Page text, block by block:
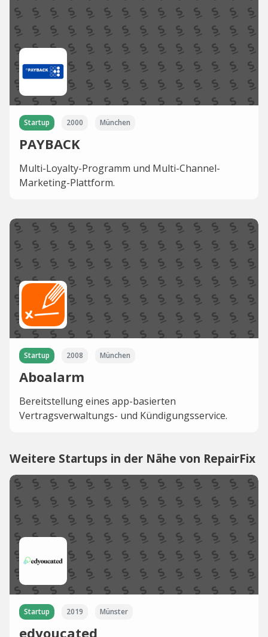
Startup 2000 München
PAYBACK
Multi-Loyalty-Programm und Multi-Channel-
Marketing-Plattform.
Startup 2008 München
Aboalarm
Bereitstellung eines app-basierten
Vertragsverwaltungs- und Kündigungsservice.
Weitere Startups in der Nähe von RepairFix
Startup 2019 Münster
edyoucated